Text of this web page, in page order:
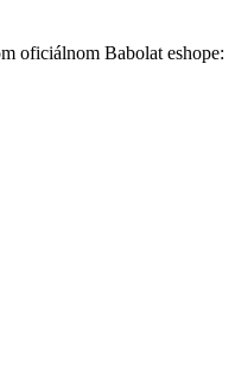
oficiálnom Babolat eshope: